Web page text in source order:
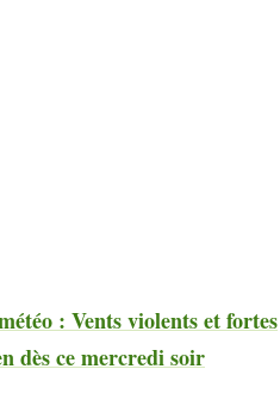
: Vents violents et fortes
dès ce mercredi soir